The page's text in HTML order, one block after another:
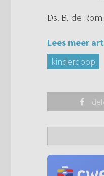
Ds. B. de
Lees meer
kinderdoop